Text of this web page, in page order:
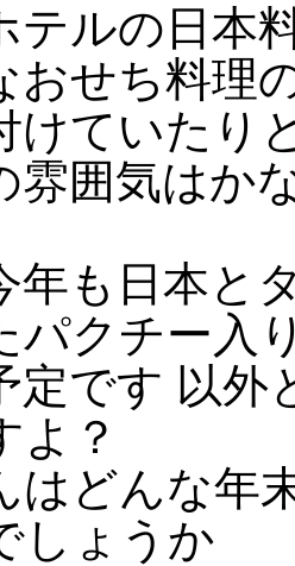
テルの日本
おせち料理
けていたり
雰囲気はか
年も日本と
パクチー入
定です 以外
よ？
はどんな年
しょうか